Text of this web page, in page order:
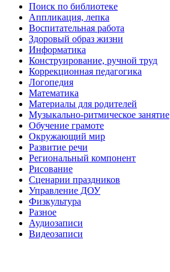
Поиск по библиотеке
Аппликация, лепка
Воспитательная работа
Здоровый образ жизни
Информатика
Конструирование, ручной труд
Коррекционная педагогика
Логопедия
Математика
Материалы для родителей
Музыкально-ритмическое занятие
Обучение грамоте
Окружающий мир
Развитие речи
Региональный компонент
Рисование
Сценарии праздников
Управление ДОУ
Физкультура
Разное
Аудиозаписи
Видеозаписи